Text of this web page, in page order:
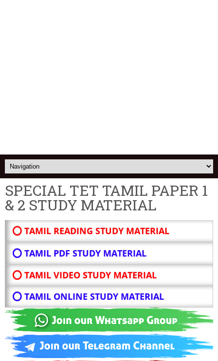
SPECIAL TET TAMIL PAPER 1
& 2 STUDY MATERIAL
⭕ TAMIL READING STUDY MATERIAL
⭕ TAMIL PDF STUDY MATERIAL
⭕ TAMIL VIDEO STUDY MATERIAL
⭕ TAMIL ONLINE STUDY MATERIAL